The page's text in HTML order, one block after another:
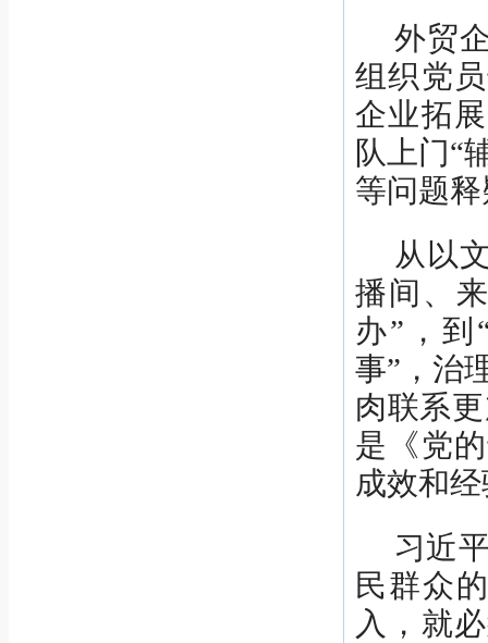
外贸
组织党
企业拓
队上门“
等问题
从以
播间、
办”，到
事”，治
肉联系
是《党
成效和
习近
民群众
入，就